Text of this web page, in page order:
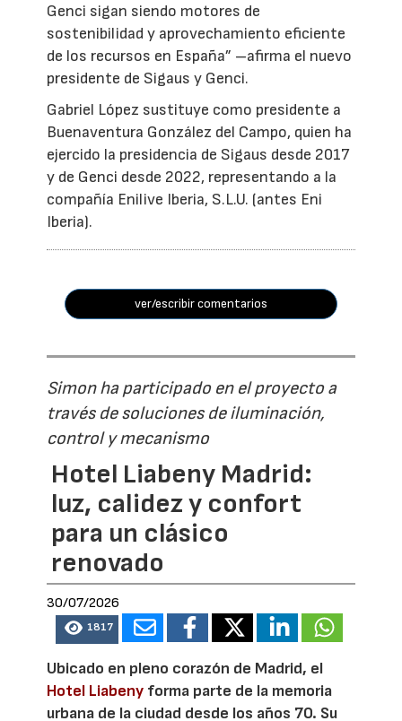
Genci sigan siendo motores de
sostenibilidad y aprovechamiento eficiente
de los recursos en España” –afirma el nuevo
presidente de Sigaus y Genci.
Gabriel López sustituye como presidente a
Buenaventura González del Campo, quien ha
ejercido la presidencia de Sigaus desde 2017
y de Genci desde 2022, representando a la
compañía Enilive Iberia, S.L.U. (antes Eni
Iberia).
ver/escribir comentarios
Simon ha participado en el proyecto a
través de soluciones de iluminación,
control y mecanismo
Hotel Liabeny Madrid:
luz, calidez y confort
para un clásico
renovado
30/07/2026
1817
Ubicado en pleno corazón de Madrid, el
Hotel Liabeny forma parte de la memoria
urbana de la ciudad desde los años 70. Su